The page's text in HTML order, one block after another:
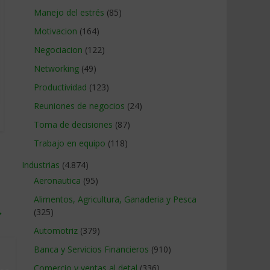
Manejo del estrés (85)
Motivacion (164)
Negociacion (122)
Networking (49)
Productividad (123)
Reuniones de negocios (24)
Toma de decisiones (87)
Trabajo en equipo (118)
Industrias (4.874)
Aeronautica (95)
Alimentos, Agricultura, Ganaderia y Pesca
(325)
Automotriz (379)
Banca y Servicios Financieros (910)